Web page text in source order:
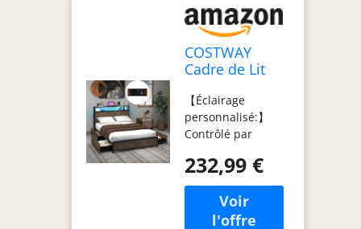
COSTWAY
Cadre de Lit
140x200cm
avec Sommier,
Lit avec
Éclairage LED
et Prise de
Courant, USB
et 1 Type C,
Sommier en
【Éclairage
personnalisé:】
Contrôlé par
APP, le cadre de lit
en métal dispose
d'une tête de lit
LED multicolor:
232,99 €